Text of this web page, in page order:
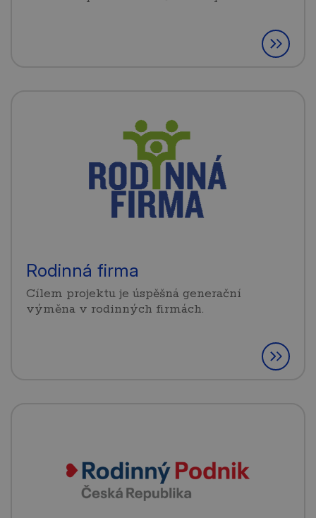
Rodinná firma
Cílem projektu je úspěšná generační
výměna v rodinných firmách.